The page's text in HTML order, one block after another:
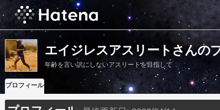
エイジレスアスリートさんの
年齢を言い訳にしないアスリートを目指して
プロフィール